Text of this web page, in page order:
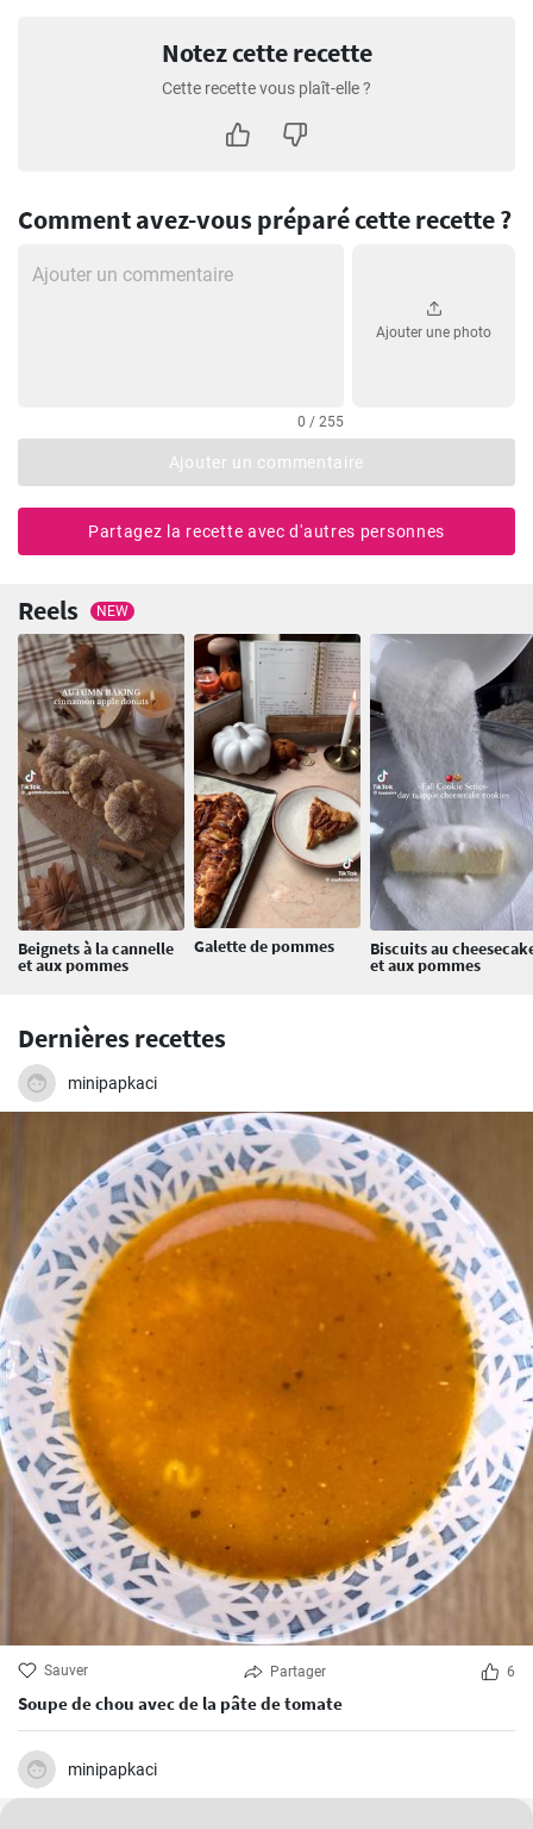
Notez cette recette
Cette recette vous plaît-elle ?
Comment avez-vous préparé cette recette ?
0 / 255
Ajouter une photo
Ajouter un commentaire
Partagez la recette avec d'autres personnes
Reels NEW
Beignets à la cannelle
et aux pommes
Galette de pommes Biscuits au
et aux pommes
Dernières recettes
minipapkaci
Sauver Partager 6
Soupe de chou avec de la pâte de tomate
minipapkaci